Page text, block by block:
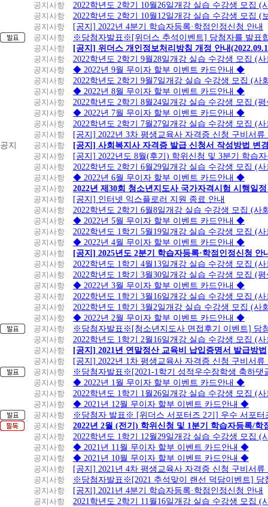
공지사항
2022학년도 2학기 10월26일개강 실습 수강생 모집 (
공지사항
2022학년도 2학기 10월12일개강 실습 수강생 모집 (
공지사항
[공지] 2022년 4분기 학습자등록·학점인정신청 안내
공지사항
※당첨자발표※[위더스 추석이벤트] 당첨자를 발표
공지사항
[공지] 위더스 개인정보처리방침 개정 안내
공지사항
2022학년도 2학기 9월28일개강 실습 수강생 모집 (
공지사항
◆ 2022년 9월 무이자 할부 이벤트 카드안내 ◆
공지사항
2022학년도 2학기 9월7일개강 실습 수강생 모집 (사
공지사항
◆ 2022년 8월 무이자 할부 이벤트 카드안내 ◆
공지사항
2022학년도 2학기 8월24일개강 실습 수강생 모집 (
공지사항
◆ 2022년 7월 무이자 할부 이벤트 카드안내 ◆
공지사항
2022학년도 2학기 7월27일개강 실습 수강생 모집 (
공지사항
[공지] 2022년 3차 평생교육사 자격증 신청 구비서류
공지
공지사항
[공지] 사회복지사 자격증 발급 신청서 작성방법 변
공지사항
[공지] 2022년도 8월(후기) 학위신청 및 3분기 학습
공지사항
2022학년도 2학기 6월29일개강 실습 수강생 모집 (
공지사항
◆ 2022년 6월 무이자 할부 이벤트 카드안내 ◆
공지사항
2022년 제30회 청소년지도사 국가자격시험 시행일
공지사항
[공지] 인터넷 익스플로러 지원 종료 안내
공지사항
2022학년도 2학기 6월8일개강 실습 수강생 모집 (사
공지사항
◆ 2022년 5월 무이자 할부 이벤트 카드안내 ◆
공지사항
2022학년도 1학기 5월19일개강 실습 수강생 모집 (
공지사항
◆ 2022년 4월 무이자 할부 이벤트 카드안내 ◆
공지사항
[공지] 2025년도 2분기 학습자등록·학점인정신청 안
공지사항
2022학년도 1학기 4월13일개강 실습 수강생 모집 (
공지사항
2022학년도 1학기 3월30일개강 실습 수강생 모집 (
공지사항
◆ 2022년 3월 무이자 할부 이벤트 카드안내 ◆
공지사항
2022학년도 1학기 3월16일개강 실습 수강생 모집 (
공지사항
2022학년도 1학기 3월2일개강 실습 수강생 모집 (사
공지사항
◆ 2022년 2월 무이자 할부 이벤트 카드안내 ◆
공지사항
※당첨자발표※[청소년지도사 면접후기 이벤트] 당
공지사항
2022학년도 1학기 2월16일개강 실습 수강생 모집 (
공지사항
[공지] 2021년 연말정산 교육비 납입증명서 발급방법
공지사항
[공지] 2022년 1차 평생교육사 자격증 신청 구비서류
공지사항
※당첨자발표※[2021-1학기 성적우수장학생 축하댓
공지사항
◆ 2022년 1월 무이자 할부 이벤트 카드안내 ◆
공지사항
2022학년도 1학기 1월26일개강 실습 수강생 모집 (
공지사항
◆ 2021년 12월 무이자 할부 이벤트 카드안내 ◆
공지사항
※당첨자 발표※ [위더스 서포터즈 2기] 우수 서포터
공지사항
2022년 2월 (전기) 학위신청 및 1분기 학습자등록/학
공지사항
2022학년도 1학기 12월29일개강 실습 수강생 모집 (
공지사항
◆ 2021년 11월 무이자 할부 이벤트 카드안내 ◆
공지사항
◆ 2021년 10월 무이자 할부 이벤트 카드안내 ◆
공지사항
[공지] 2021년 4차 평생교육사 자격증 신청 구비서류
공지사항
※당첨자발표※[2021 추석맞이 랜선 덕담이벤트] 당
공지사항
[공지] 2021년 4분기 학습자등록·학점인정신청 안내
공지사항
2021학년도 2학기 11월16일개강 실습 수강생 모집 (